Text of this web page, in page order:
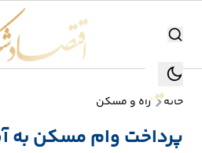
جستجو
خانه راه و مسکن
پرداخت وام مسکن به